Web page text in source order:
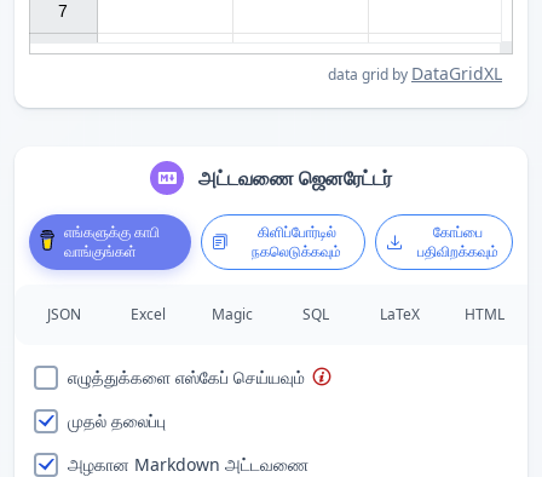
7
data grid by DataGridXL
அட்டவணை ஜெனரேட்டர்
எங்களுக்கு காபி
வாங்குங்கள்
கிளிப்போர்டில்
நகலெடுக்கவும்
கோப்பை
பதிவிறக்கவும்
JSON Excel Magic SQL LaTeX HTML
எழுத்துக்களை எஸ்கேப் செய்யவும்
முதல் தலைப்பு
அழகான Markdown அட்டவணை